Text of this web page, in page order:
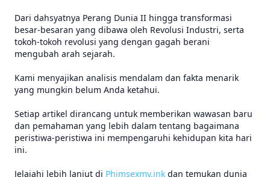
Dari dahsyatnya Perang Dunia II hingga transformasi
besar-besaran yang dibawa oleh Revolusi Industri, serta
tokoh-tokoh revolusi yang dengan gagah berani
mengubah arah sejarah.
Kami menyajikan analisis mendalam dan fakta menarik
yang mungkin belum Anda ketahui.
Setiap artikel dirancang untuk memberikan wawasan baru
dan pemahaman yang lebih dalam tentang bagaimana
peristiwa-peristiwa ini mempengaruhi kehidupan kita hari
ini.
Jelajahi lebih lanjut di Phimsexmy.ink dan temukan dunia